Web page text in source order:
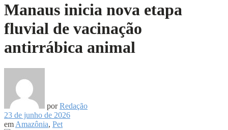
Manaus inicia nova etapa
fluvial de vacinação
antirrábica animal
por Redação
23 de junho de 2026
em Amazônia, Pet